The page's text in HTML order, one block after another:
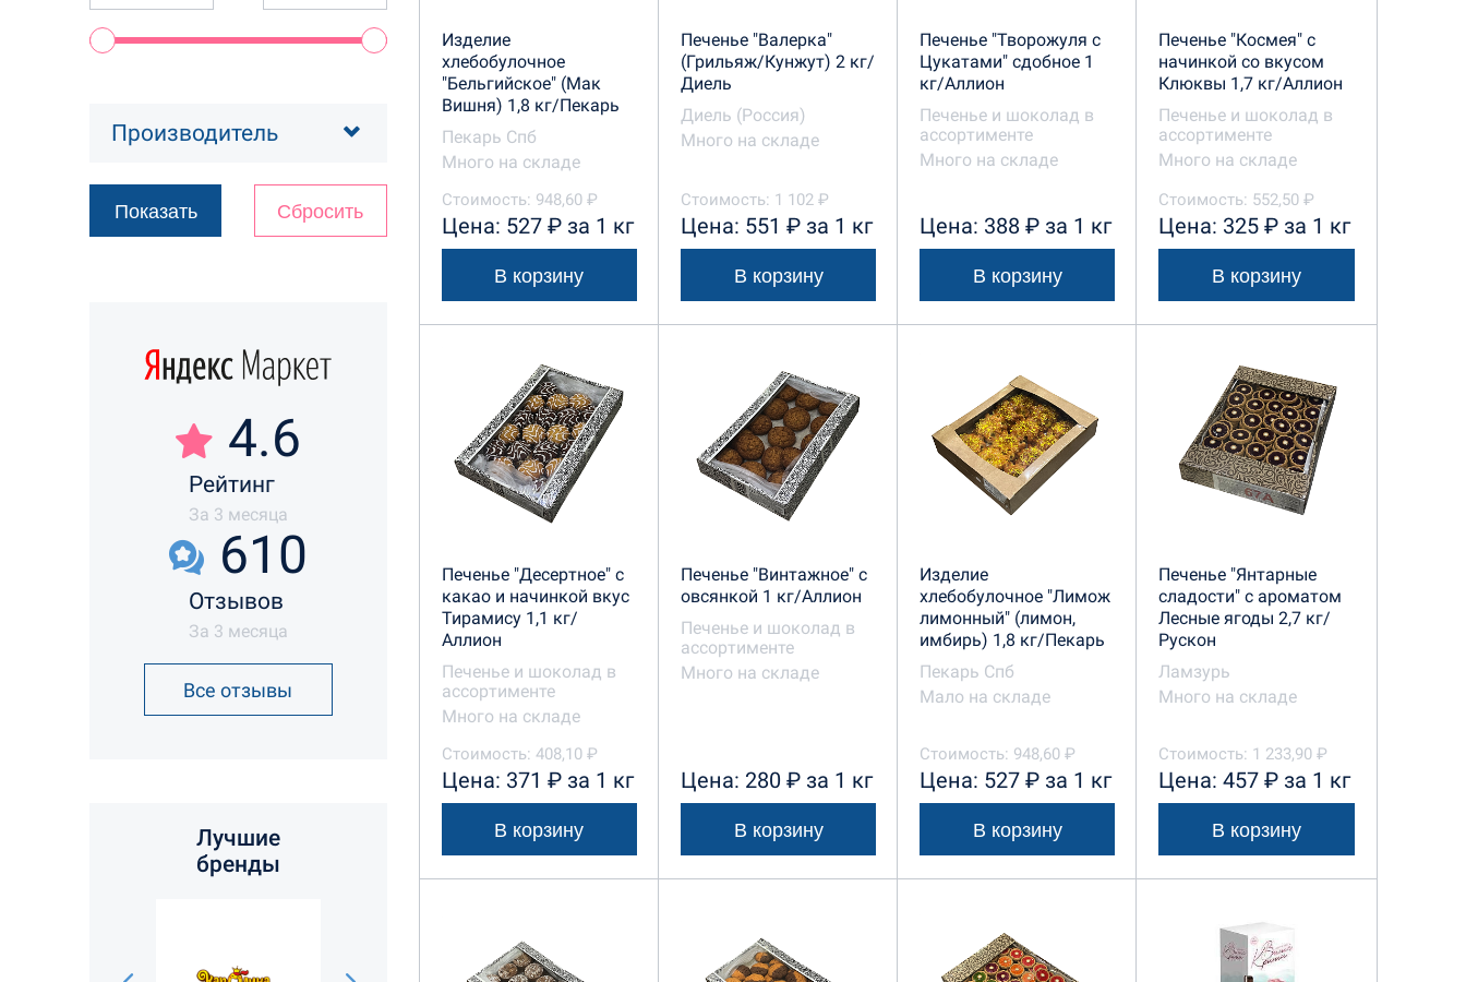
Производитель
4.6
Рейтинг
За 3 месяца
610
Отзывов
За 3 месяца
Все отзывы
Лучшие
бренды
Изделие
хлебобулочное
"Бельгийское" (Мак
Вишня) 1,8 кг/Пекарь
Пекарь Спб
Много на складе
Стоимость: 948,60 ₽
Цена: 527 ₽ за 1 кг
В корзину
Печенье "Валерка"
(Грильяж/Кунжут) 2 кг/
Диель
Диель (Россия)
Много на складе
Стоимость: 1 102 ₽
Цена: 551 ₽ за 1 кг
В корзину
Печенье "Творожуля с
Цукатами" сдобное 1
кг/Аллион
Печенье и шоколад в
ассортименте
Много на складе
Цена: 388 ₽ за 1 кг
В корзину
Печенье "Космея" с
начинкой со вкусом
Клюквы 1,7 кг/Аллион
Печенье и шоколад в
ассортименте
Много на складе
Стоимость: 552,50 ₽
Цена: 325 ₽ за 1 кг
В корзину
Печенье "Десертное" с
какао и начинкой вкус
Тирамису 1,1 кг/
Аллион
Печенье и шоколад в
ассортименте
Много на складе
Стоимость: 408,10 ₽
Цена: 371 ₽ за 1 кг
В корзину
Печенье "Винтажное" с
овсянкой 1 кг/Аллион
Печенье и шоколад в
ассортименте
Много на складе
Цена: 280 ₽ за 1 кг
В корзину
Изделие
хлебобулочное "Лимож
лимонный" (лимон,
имбирь) 1,8 кг/Пекарь
Пекарь Спб
Мало на складе
Стоимость: 948,60 ₽
Цена: 527 ₽ за 1 кг
В корзину
Печенье "Янтарные
сладости" с ароматом
Лесные ягоды 2,7 кг/
Рускон
Ламзурь
Много на складе
Стоимость: 1 233,90 ₽
Цена: 457 ₽ за 1 кг
В корзину